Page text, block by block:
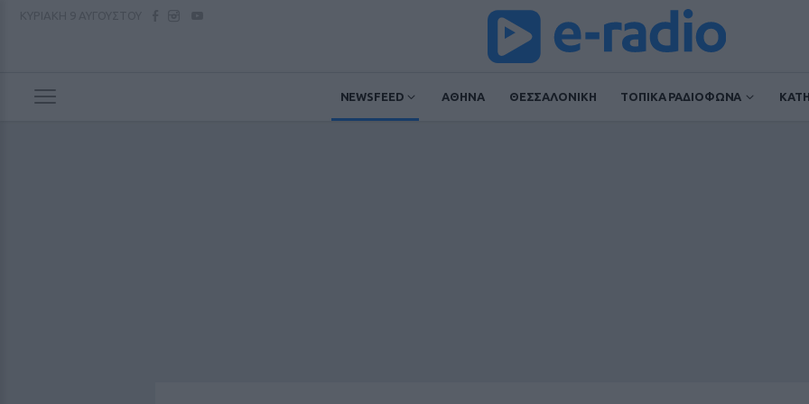
NEWSFEED ΑΘΗΝΑ ΘΕΣΣΑΛΟΝΙΚΗ ΤΟΠΙΚΑ ΡΑΔΙΟΦΩΝΑ